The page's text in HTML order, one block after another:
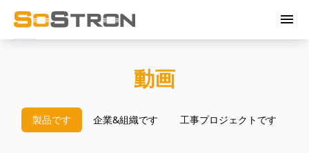
menu
動画
製品です 企業&組織です 工事プロジェクトです